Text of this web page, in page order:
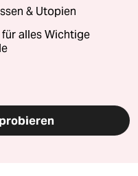
& Utopien
alles Wichtige